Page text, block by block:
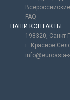
FAQ
НАШИ КОНТАКТЫ
198320, Санкт-
г. Красное